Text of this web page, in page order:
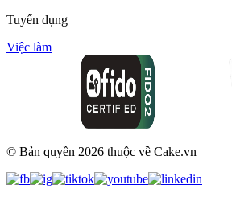
Tuyển dụng
Việc làm
© Bản quyền 2026 thuộc về Cake.vn